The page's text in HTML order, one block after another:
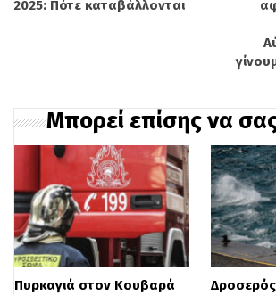
2025: Πότε καταβάλλονται
Μπορεί επίσης να
Πυρκαγιά στον Κουβαρά
Δροσερός